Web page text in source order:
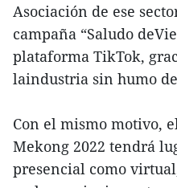
Asociación de ese
campaña “Saludo
plataforma TikTok,
laindustria sin humo
Con el mismo motivo,
Mekong 2022 tendrá
presencial como